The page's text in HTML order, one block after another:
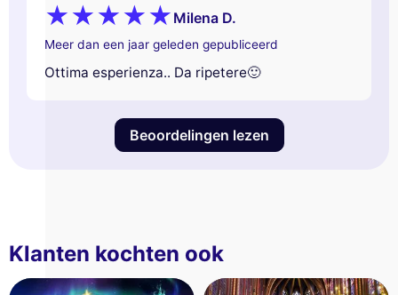
Milena D.
Meer dan een jaar geleden gepubliceerd
Ottima esperienza.. Da ripetere🙂
Beoordelingen lezen
Klanten kochten ook